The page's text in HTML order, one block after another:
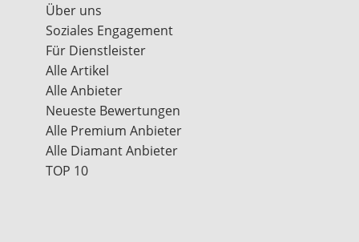
Über uns
Soziales Engagement
Für Dienstleister
Alle Artikel
Alle Anbieter
Neueste Bewertungen
Alle Premium Anbieter
Alle Diamant Anbieter
TOP 10